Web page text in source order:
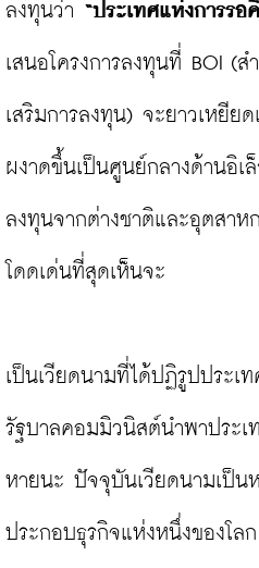
ลงทุนว่า “ประเทศแห่งการรอ
เสนอโครงการลงทุนที่ BOI (
เสริมการลงทุน) จะยาวเหยีย
ผงาดขึ้นเป็นศูนย์กลางด้านอิ
ลงทุนจากต่างชาติและอุตสาห
โดดเด่นที่สุดเห็นจะ
เป็นเวียดนามที่ได้ปฏิรูปประเ
รัฐบาลคอมมิวนิสต์นำพาประเ
หายนะ ปัจจุบันเวียดนามเป็น
ประกอบธุรกิจแห่งหนึ่งของโลก